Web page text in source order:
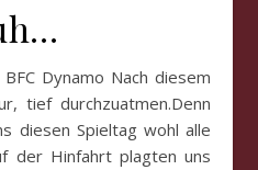
tief durchzuatmen.Denn
diesen Spieltag wohl alle
der Hinfahrt plagten uns